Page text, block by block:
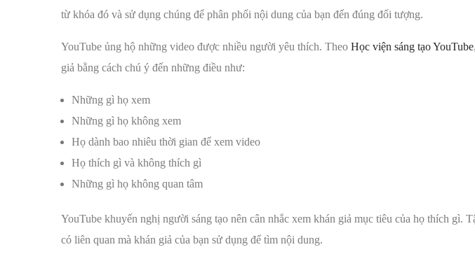
từ khóa đó và sử dụng chúng để phân phối nội dung của bạn đến đúng đối tượng.
YouTube ủng hộ những video được nhiều người yêu thích. Theo Học viện sáng tạo YouTube
giả bằng cách chú ý đến những điều như:
Những gì họ xem
Những gì họ không xem
Họ dành bao nhiêu thời gian để xem video
Họ thích gì và không thích gì
Những gì họ không quan tâm
YouTube khuyến nghị người sáng tạo nên cân nhắc xem khán giả mục tiêu của họ thích gì.
có liên quan mà khán giả của bạn sử dụng để tìm nội dung.